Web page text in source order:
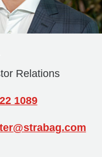
Relations
1089